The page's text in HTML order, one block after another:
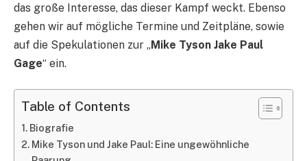
das große Interesse, das dieser Kampf weckt. Ebenso
gehen wir auf mögliche Termine und Zeitpläne, sowie
auf die Spekulationen zur „Mike Tyson Jake Paul
Gage“ ein.
Table of Contents
Biografie
Mike Tyson und Jake Paul: Eine ungewöhnliche